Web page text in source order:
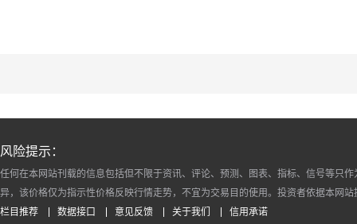
风险提示：
任何在本网站刊载的信息包括但不限于资讯、评论、预测、图表、指标、信号等只
异，该价格仅为指示性价格反映行情走势，不宜为交易目的使用。投资者依据本网
栏目推荐
数据接口 意见反馈 关于我们 信用承诺